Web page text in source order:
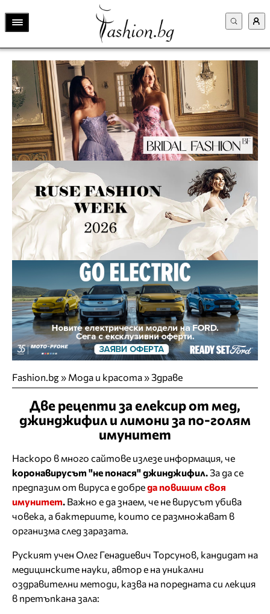
Fashion.bg» Мода и красота»Здраве
Две рецепти за елексир от мед,
джинджифил и лимони за по-голям
имунитет
Наскоро в много сайтове излезе информация, че
коронавирусът "не понася" джинджифил.За да се
предпазим от вируса е добреда повишим своя
имунитет. Важно е да знаем, че не вирусът убива
човека, а бактериите, които се размножават в
организма след заразата.
Руският учен Олег Генадиевич Торсунов, кандидат на
медицинските науки, автор е на уникални
оздравителни методи, казва на поредната си лекция
в претъпкана зала: